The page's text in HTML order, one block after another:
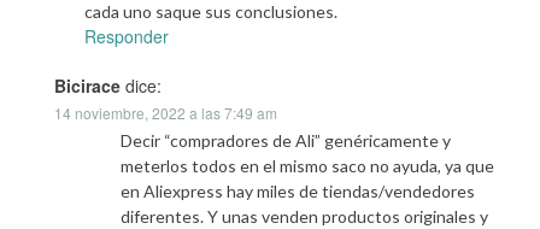
cada uno saque sus conclusiones.
Responder
Bicirace dice:
14 noviembre, 2022 a las 7:49 am
Decir “compradores de Ali” genéricamente y
meterlos todos en el mismo saco no ayuda, ya que
en Aliexpress hay miles de tiendas/vendedores
diferentes. Y unas venden productos originales y